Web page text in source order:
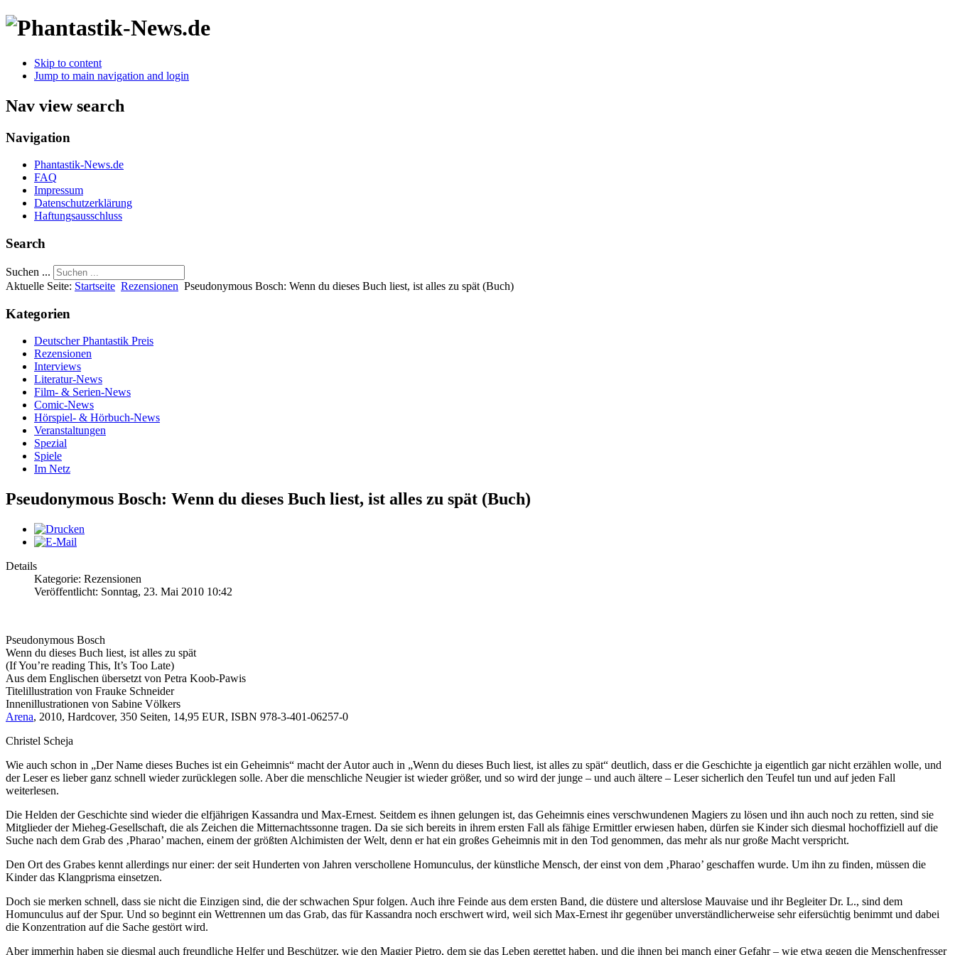
Skip to content
Jump to main navigation and login
Nav view search
Navigation
Phantastik-News.de
FAQ
Impressum
Datenschutzerklärung
Haftungsausschluss
Search
Suchen ...
Aktuelle Seite: Startseite Rezensionen Pseudonymous Bosch: Wenn du dieses Buch liest, ist alles zu spät (Buch)
Kategorien
Deutscher Phantastik Preis
Rezensionen
Interviews
Literatur-News
Film- & Serien-News
Comic-News
Hörspiel- & Hörbuch-News
Veranstaltungen
Spezial
Spiele
Im Netz
Pseudonymous Bosch: Wenn du dieses Buch liest, ist alles zu spät (Buch)
Details
Kategorie: Rezensionen
Veröffentlicht: Sonntag, 23. Mai 2010 10:42
Pseudonymous Bosch
Wenn du dieses Buch liest, ist alles zu spät
(If You’re reading This, It’s Too Late)
Aus dem Englischen übersetzt von Petra Koob-Pawis
Titelillustration von Frauke Schneider
Innenillustrationen von Sabine Völkers
Arena, 2010, Hardcover, 350 Seiten, 14,95 EUR, ISBN 978-3-401-06257-0
Christel Scheja
Wie auch schon in „Der Name dieses Buches ist ein Geheimnis“ macht der Autor auch in „Wenn du dieses Buch liest, ist alles zu spät“ deutlich, dass er die Geschichte ja eigentlich gar nicht erzählen wolle, und
der Leser es lieber ganz schnell wieder zurücklegen solle. Aber die menschliche Neugier ist wieder größer, und so wird der junge – und auch ältere – Leser sicherlich den Teufel tun und auf jeden Fall
weiterlesen.
Die Helden der Geschichte sind wieder die elfjährigen Kassandra und Max-Ernest. Seitdem es ihnen gelungen ist, das Geheimnis eines verschwundenen Magiers zu lösen und ihn auch noch zu retten, sind sie
Mitglieder der Mieheg-Gesellschaft, die als Zeichen die Mitternachtssonne tragen. Da sie sich bereits in ihrem ersten Fall als fähige Ermittler erwiesen haben, dürfen sie Kinder sich diesmal hochoffiziell auf die
Suche nach dem Grab des ‚Pharao’ machen, einem der größten Alchimisten der Welt, denn er hat ein großes Geheimnis mit in den Tod genommen, das mehr als nur große Macht verspricht.
Den Ort des Grabes kennt allerdings nur einer: der seit Hunderten von Jahren verschollene Homunculus, der künstliche Mensch, der einst von dem ‚Pharao’ geschaffen wurde. Um ihn zu finden, müssen die
Kinder das Klangprisma einsetzen.
Doch sie merken schnell, dass sie nicht die Einzigen sind, die der schwachen Spur folgen. Auch ihre Feinde aus dem ersten Band, die düstere und alterslose Mauvaise und ihr Begleiter Dr. L., sind dem
Homunculus auf der Spur. Und so beginnt ein Wettrennen um das Grab, das für Kassandra noch erschwert wird, weil sich Max-Ernest ihr gegenüber unverständlicherweise sehr eifersüchtig benimmt und dabei
die Konzentration auf die Sache gestört wird.
Aber immerhin haben sie diesmal auch freundliche Helfer und Beschützer, wie den Magier Pietro, dem sie das Leben gerettet haben, und die ihnen bei manch einer Gefahr – wie etwa gegen die Menschenfresser